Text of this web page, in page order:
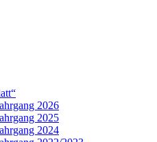
2026
2025
2024